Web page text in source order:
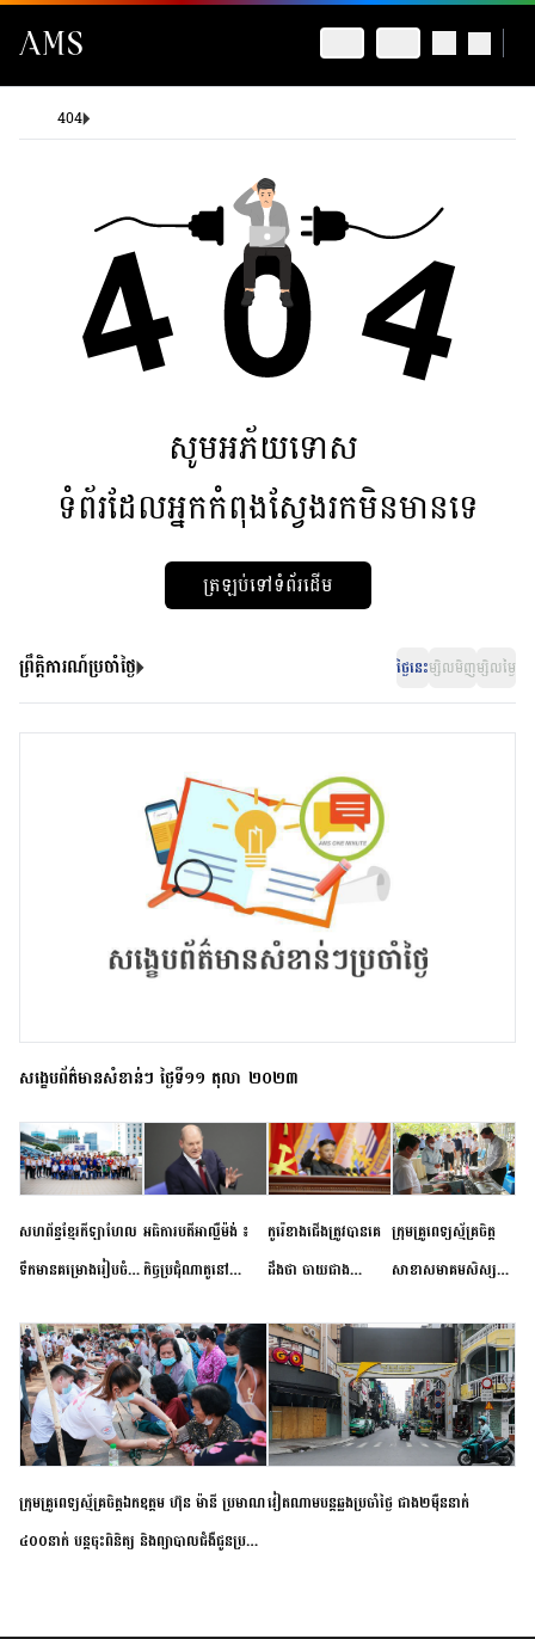
404
សូមអភ័យទោស
ទំព័រដែលអ្នកកំពុងស្វែងរកមិនមានទេ
ត្រឡប់ទៅទំព័រដើម
ព្រឹត្តិការណ៍ប្រចាំថ្ងៃ ថ្ងៃនេះម្សិលមិញម្សិលម្ងៃ
សង្ខេបព័ត៌មានសំខាន់ៗ ថ្ងៃទី១១ តុលា ២០២៣
សហព័ន្ធខ្មែរកីឡាហែល
ទឹកមានគម្រោងរៀបចំ
កម្រិតបឋម ដល់ឧត្តម
សិក្សានាពេលខាងមុខ
អធិការបតីអាល្លឺម៉ង់ ៖
កិច្ចប្រជុំណាតូនៅ
ខាងមុខនឹងបញ្ជូនសញ្ញា
នៃភាពស្អិតរមួត និង
ការប្តេជ្ញាចិត្ត
កូរ៉េខាងជើងត្រូវបានគេ
ដឹងថា ចាយជាង
អភិវឌ្ឍន៍នុយក្លេអ៊ែរ
ក្រុមគ្រូពេទ្យស្ម័គ្រចិត្ត
សាខាសមាគមសិស្ស
ខេត្តកំពង់ចាម ចុះពិនិត្យ
ពិគ្រោះជំងឺទូទៅ និងផ្តល់
ថ្នាំពេទ្យជូនប្រជាពលរដ្ឋ
រស់នៅសង្កាត់បឹងកុក
ក្រុមគ្រូពេទ្យស្ម័គ្រចិត្តឯកឧត្តម ហ៊ុន ម៉ានី ប្រមាណ
៤០០នាក់ បន្តចុះពិនិត្យ និងព្យាបាលជំងឺជូនប្រជា
វៀតណាម​បន្ត​ឆ្លង​ប្រចាំថ្ងៃ​ ​ជាង​២​ម៉ឺន​នាក់​